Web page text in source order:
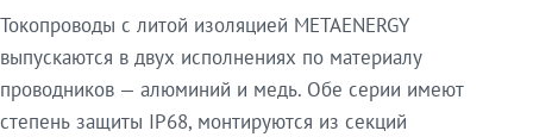
Токопроводы с литой изоляцией METAENERGY
выпускаются в двух исполнениях по материалу
проводников — алюминий и медь. Обе серии имеют
степень защиты IP68, монтируются из секций